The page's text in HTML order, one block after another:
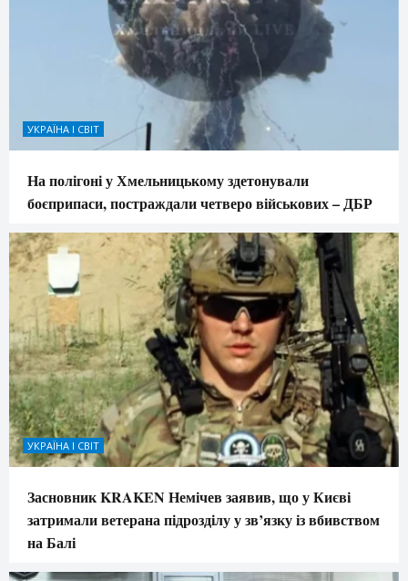
УКРАЇНА І СВІТ
На полігоні у Хмельницькому здетонували
боєприпаси, постраждали четверо військових – ДБР
УКРАЇНА І СВІТ
Засновник KRAKEN Немічев заявив, що у Києві
затримали ветерана підрозділу у зв’язку із вбивством
на Балі